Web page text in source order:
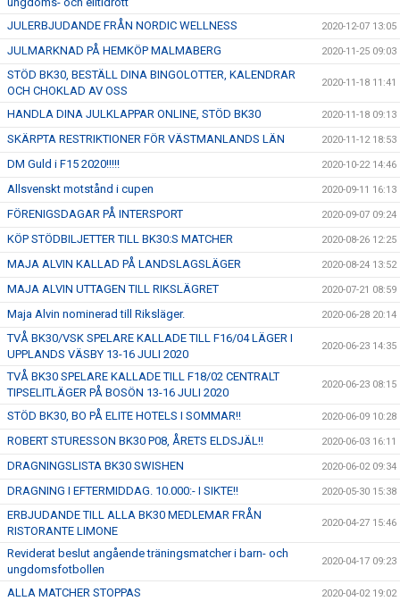
JULERBJUDANDE FRÅN NORDIC WELLNESS 2020-12-07 13:05
JULMARKNAD PÅ HEMKÖP MALMABERG 2020-11-25 09:03
STÖD BK30, BESTÄLL DINA BINGOLOTTER, KALENDRAR
OCH CHOKLAD AV OSS
2020-11-18 11:41
HANDLA DINA JULKLAPPAR ONLINE, STÖD BK30 2020-11-18 09:13
SKÄRPTA RESTRIKTIONER FÖR VÄSTMANLANDS LÄN 2020-11-12 18:53
DM Guld i F15 2020!!!!! 2020-10-22 14:46
Allsvenskt motstånd i cupen 2020-09-11 16:13
FÖRENIGSDAGAR PÅ INTERSPORT 2020-09-07 09:24
KÖP STÖDBILJETTER TILL BK30:S MATCHER 2020-08-26 12:25
MAJA ALVIN KALLAD PÅ LANDSLAGSLÄGER 2020-08-24 13:52
MAJA ALVIN UTTAGEN TILL RIKSLÄGRET 2020-07-21 08:59
Maja Alvin nominerad till Riksläger. 2020-06-28 20:14
TVÅ BK30/VSK SPELARE KALLADE TILL F16/04 LÄGER I
UPPLANDS VÄSBY 13-16 JULI 2020
2020-06-23 14:35
TVÅ BK30 SPELARE KALLADE TILL F18/02 CENTRALT
TIPSELITLÄGER PÅ BOSÖN 13-16 JULI 2020
2020-06-23 08:15
STÖD BK30, BO PÅ ELITE HOTELS I SOMMAR!! 2020-06-09 10:28
ROBERT STURESSON BK30 P08, ÅRETS ELDSJÄL!! 2020-06-03 16:11
DRAGNINGSLISTA BK30 SWISHEN 2020-06-02 09:34
DRAGNING I EFTERMIDDAG. 10.000:- I SIKTE!! 2020-05-30 15:38
ERBJUDANDE TILL ALLA BK30 MEDLEMAR FRÅN
RISTORANTE LIMONE
2020-04-27 15:46
Reviderat beslut angående träningsmatcher i barn- och
ungdomsfotbollen
2020-04-17 09:23
ALLA MATCHER STOPPAS 2020-04-02 19:02